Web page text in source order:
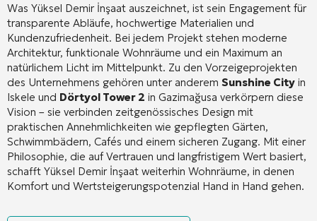
Was Yüksel Demir İnşaat auszeichnet, ist sein Engagement für
transparente Abläufe, hochwertige Materialien und
Kundenzufriedenheit. Bei jedem Projekt stehen moderne
Architektur, funktionale Wohnräume und ein Maximum an
natürlichem Licht im Mittelpunkt. Zu den Vorzeigeprojekten
des Unternehmens gehören unter anderem Sunshine City in
Iskele und Dörtyol Tower 2 in Gazimağusa verkörpern diese
Vision – sie verbinden zeitgenössisches Design mit
praktischen Annehmlichkeiten wie gepflegten Gärten,
Schwimmbädern, Cafés und einem sicheren Zugang. Mit einer
Philosophie, die auf Vertrauen und langfristigem Wert basiert,
schafft Yüksel Demir İnşaat weiterhin Wohnräume, in denen
Komfort und Wertsteigerungspotenzial Hand in Hand gehen.